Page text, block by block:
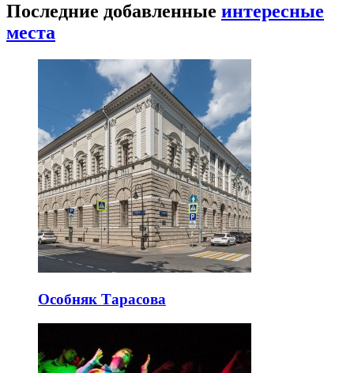
Последние добавленные интересные
места
Особняк Тарасова